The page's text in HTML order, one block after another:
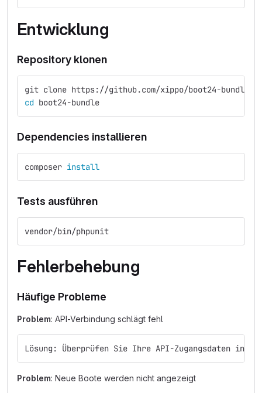
Entwicklung
Repository klonen
git clone https://github.com/xippo/boot24-
cd boot24-bundle
Dependencies installieren
composer install
Tests ausführen
vendor/bin/phpunit
Fehlerbehebung
Häufige Probleme
Problem: API-Verbindung schlägt fehl
Lösung: Überprüfen Sie Ihre API-Zugangsdaten in
Problem: Neue Boote werden nicht angezeigt